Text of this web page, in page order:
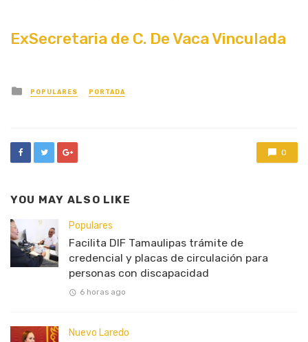
ExSecretaria de C. De Vaca Vinculada
Posted
in
POPULARES PORTADA
0
YOU MAY ALSO LIKE
Populares
Facilita DIF Tamaulipas trámite de
credencial y placas de circulación para
personas con discapacidad
6 horas ago
Nuevo Laredo